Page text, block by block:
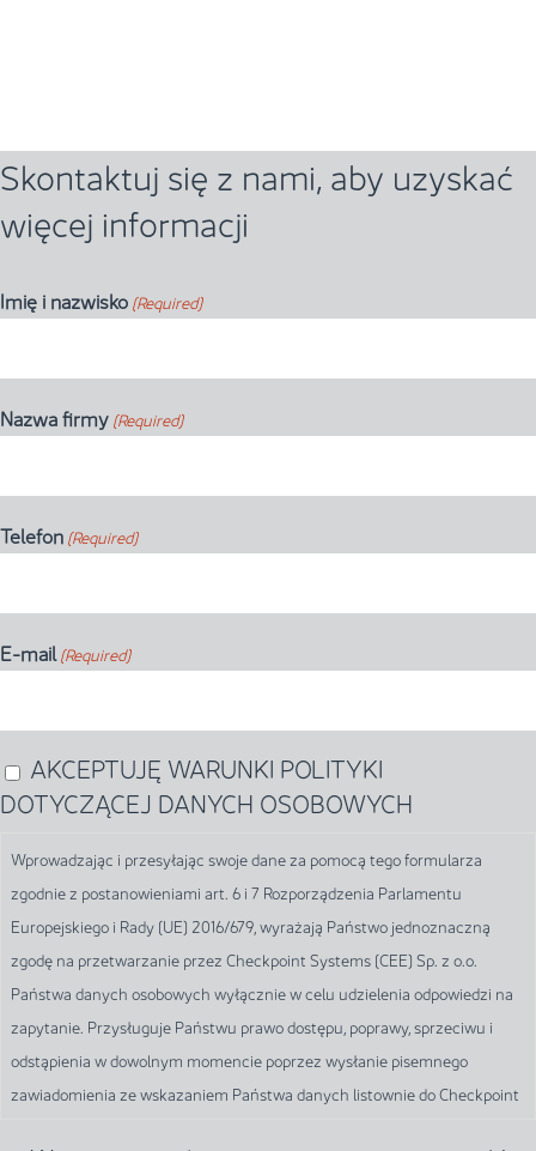
Skontaktuj się z nami, aby uzyskać
więcej informacji
Imię i nazwisko(Required)
Nazwa firmy(Required)
Telefon(Required)
E-mail(Required)
Wprowadzając
i
swoje
dane
za
pomocą
tego
formularza
zgodnie
AKCEPTUJĘ WARUNKI POLITYKI
DOTYCZĄCEJ DANYCH OSOBOWYCH
Wprowadzając i przesyłając swoje dane za pomocą tego formularza
zgodnie z postanowieniami art. 6 i 7 Rozporządzenia Parlamentu
Europejskiego i Rady (UE) 2016/679, wyrażają Państwo jednoznaczną
zgodę na przetwarzanie przez Checkpoint Systems (CEE) Sp. z o.o.
Państwa danych osobowych wyłącznie w celu udzielenia odpowiedzi na
zapytanie. Przysługuje Państwu prawo dostępu, poprawy, sprzeciwu i
odstąpienia w dowolnym momencie poprzez wysłanie pisemnego
zawiadomienia ze wskazaniem Państwa danych listownie do Checkpoint